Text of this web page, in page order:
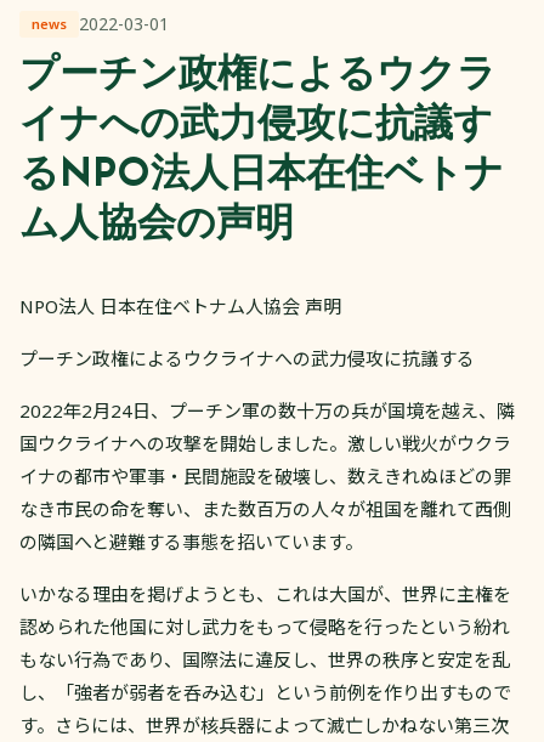
news 2022-03-01
プーチン政権によるウクラ
イナへの武力侵攻に抗議す
るNPO法人日本在住ベトナ
ム人協会の声明
NPO法人 日本在住ベトナム人協会 声明
プーチン政権によるウクライナへの武力侵攻に抗議する
​2022年2月24日、プーチン軍の数十万の兵が国境を越え、隣
国ウクライナへの攻撃を開始しました。激しい戦火がウクラ
イナの都市や軍事・民間施設を破壊し、数えきれぬほどの罪
なき市民の命を奪い、また数百万の人々が祖国を離れて西側
の隣国へと避難する事態を招いています。
いかなる理由を掲げようとも、これは大国が、世界に主権を
認められた他国に対し武力をもって侵略を行ったという紛れ
もない行為であり、国際法に違反し、世界の秩序と安定を乱
し、「強者が弱者を呑み込む」という前例を作り出すもので
す。さらには、世界が核兵器によって滅亡しかねない第三次